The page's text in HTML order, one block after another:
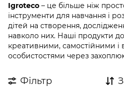
Igroteco – це більше ніж
інструменти для навчання і
дітей на створення,
навколо них. Наші продукти
креативними, самостійними і
особистостями через
Фільтр